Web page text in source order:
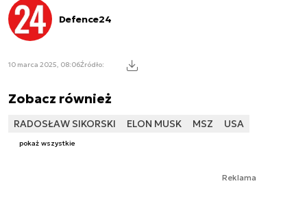
Defence24
10 marca 2025, 08:06Źródło:
Zobacz również
RADOSŁAW SIKORSKI ELON MUSK MSZ USA
pokaż wszystkie
Reklama